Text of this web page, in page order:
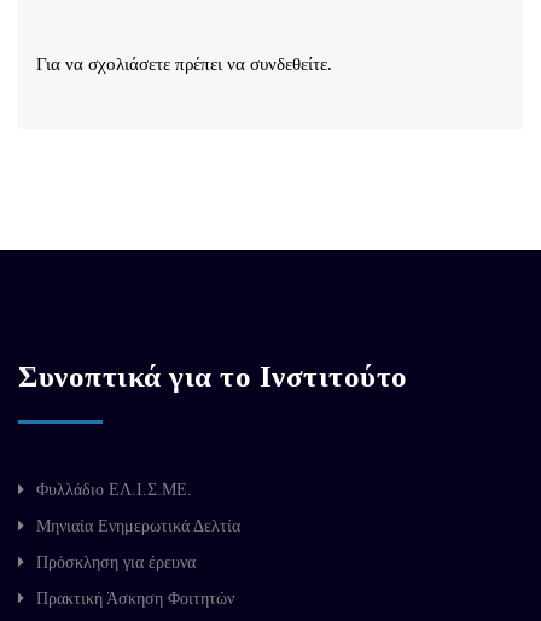
Για να σχολιάσετε πρέπει να συνδεθείτε.
Συνοπτικά για το Ινστιτούτο
Φυλλάδιο ΕΛ.Ι.Σ.ΜΕ.
Μηνιαία Ενημερωτικά Δελτία
Πρόσκληση για έρευνα
Πρακτική Άσκηση Φοιτητών